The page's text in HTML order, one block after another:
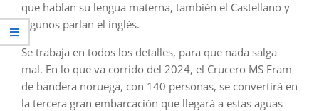
que hablan su lengua materna, también el Castellano y
algunos parlan el inglés.
Se trabaja en todos los detalles, para que nada salga
mal. En lo que va corrido del 2024, el Crucero MS Fram
de bandera noruega, con 140 personas, se convertirá en
la tercera gran embarcación que llegará a estas aguas